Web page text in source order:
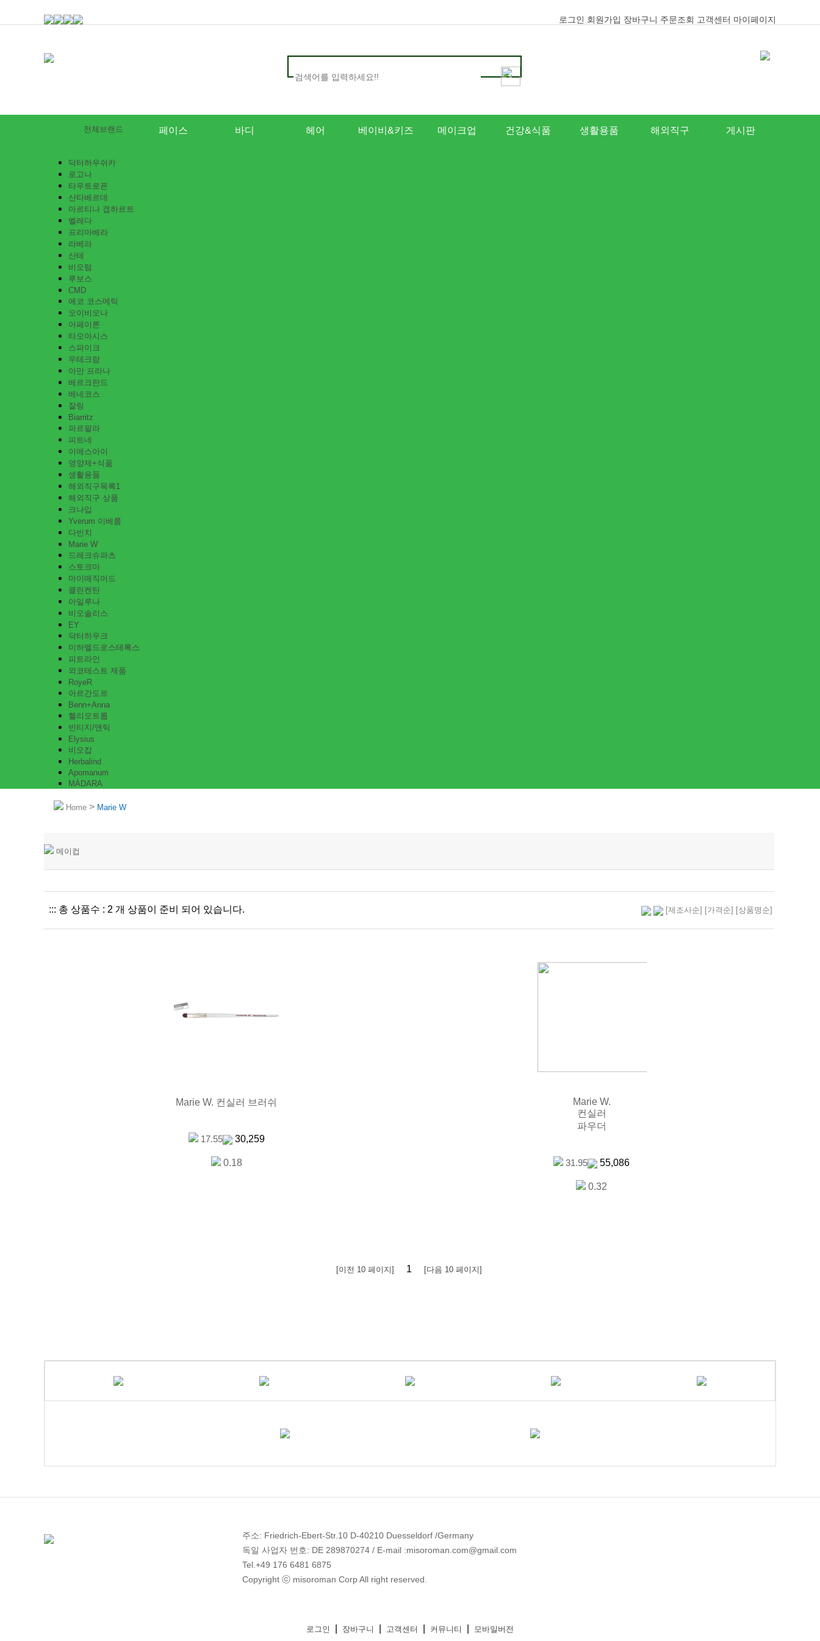
로그인 회원가입 장바구니 주문조회 고객센터 마이페이지
전체브랜드 페이스 바디 헤어 베이비&키즈 메이크업 건강&식품 생활용품 해외직구 게시판
닥터하우쉬카
로고나
타우트로픈
산타베르데
마르티나 겝하르트
벨레다
프리마베라
라베라
산테
비오텀
루보스
CMD
에코 코스메틱
오이비오나
아페이론
타오아시스
스파이크
우테크람
아만 프라나
베르크란드
베네코스
잘링
Biarritz
파르팔라
피트네
이에스아이
영양제+식품
생활용품
해외직구목록1
해외직구 상품
크나입
Yverum 이베룸
다빈치
Marie W
드레크슈파츠
스토크마
마이매직머드
클린켄틴
아일루나
비오솔리스
EY
닥터하우크
미하엘드로스테록스
피트라인
외코테스트 제품
RoyeR
아르간도르
Benn+Anna
헬리오트롭
빈티지/앤틱
Elysius
비오캅
Herbalind
Apomanum
MÁDARA
Home > Marie W
메이컵
::: 총 상품수 : 2 개 상품이 준비 되어 있습니다. [제조사순] [가격순] [상품명순]
Marie W. 컨실러 브러쉬
17.55 30,259
0.18
Marie W.
컨실러
파우더
31.95 55,086
0.32
[이전 10 페이지] 1 [다음 10 페이지]
주소: Friedrich-Ebert-Str.10 D-40210 Duesseldorf /Germany
독일 사업자 번호: DE 289870274 / E-mail :misoroman.com@gmail.com
Tel.+49 176 6481 6875
Copyright ⓒ misoroman Corp All right reserved.
로그인 장바구니 고객센터 커뮤니티 모바일버전